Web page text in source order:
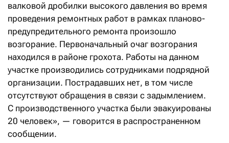
валковой дробилки высокого давления во время
проведения ремонтных работ в рамках планово-
предупредительного ремонта произошло
возгорание. Первоначальный очаг возгорания
находился в районе грохота. Работы на данном
участке производились сотрудниками подрядной
организации. Пострадавших нет, в том числе
отсутствуют обращения в связи с задымлением.
С производственного участка были эвакуированы
20 человек», — говорится в распространенном
сообщении.